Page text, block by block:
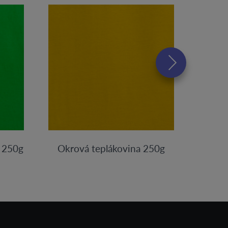
Okrová teplákovina 250g